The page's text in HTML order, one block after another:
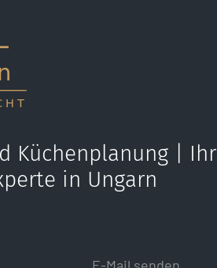
Küchenplanung | Ihr
in Ungarn